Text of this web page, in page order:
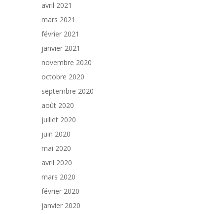
avril 2021
mars 2021
février 2021
janvier 2021
novembre 2020
octobre 2020
septembre 2020
août 2020
juillet 2020
juin 2020
mai 2020
avril 2020
mars 2020
février 2020
janvier 2020